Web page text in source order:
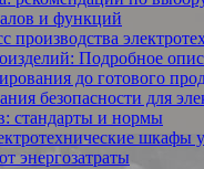
и функций
производства
Подробное
до готового
безопасности для
стандарты и нормы
шкафы
энергозатраты